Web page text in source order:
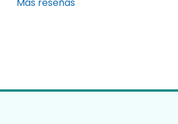
Más reseñas